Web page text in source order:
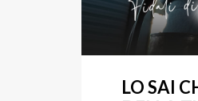
LO SAI